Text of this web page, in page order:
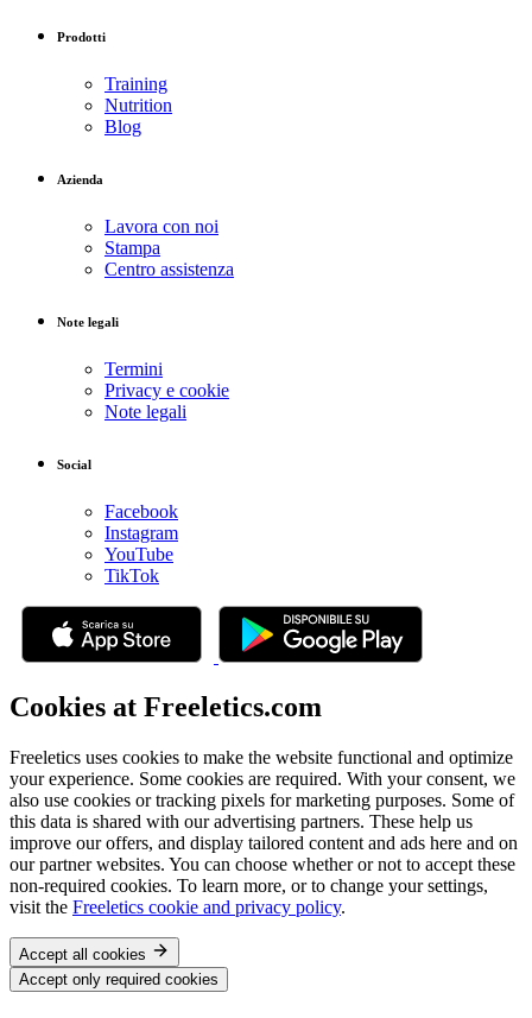
Prodotti
Training
Nutrition
Blog
Azienda
Lavora con noi
Stampa
Centro assistenza
Note legali
Termini
Privacy e cookie
Note legali
Social
Facebook
Instagram
YouTube
TikTok
Cookies at Freeletics.com
Freeletics uses cookies to make the website functional and optimize
your experience. Some cookies are required. With your consent, we
also use cookies or tracking pixels for marketing purposes. Some of
this data is shared with our advertising partners. These help us
improve our offers, and display tailored content and ads here and on
our partner websites. You can choose whether or not to accept these
non-required cookies. To learn more, or to change your settings,
visit the Freeletics cookie and privacy policy.
Accept all cookies
Accept only required cookies